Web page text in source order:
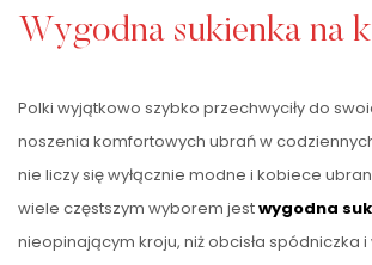
Wygodna sukienka na
Polki wyjątkowo szybko przechwyciły do
noszenia komfortowych ubrań w
nie liczy się wyłącznie modne i kobiece
wiele częstszym wyborem jestwygodna
nieopinającym kroju, niż obcisła spódniczka